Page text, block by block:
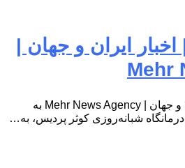
ایران و جهان |
Mehr
خبرگزاری مهر | اخبار ایران و جهان | Mehr News Agency به
شبانه‌روزی کوثر پردیس، به…